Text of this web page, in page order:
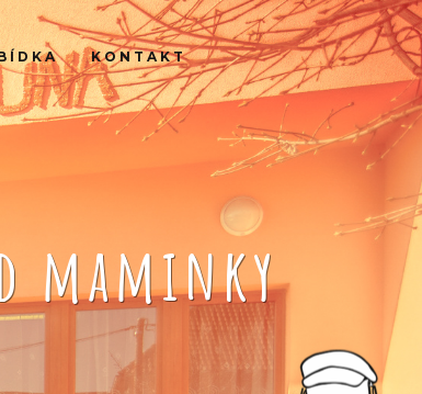
KONTAKT
maminky